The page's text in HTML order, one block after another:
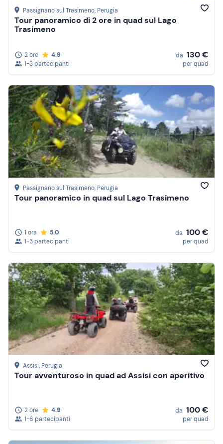
Passignano sul Trasimeno, Perugia
Tour panoramico di 2 ore in quad sul Lago
Trasimeno
2 ore
4.9
1-3 partecipanti
da 130 €
per quad
Passignano sul Trasimeno, Perugia
Tour panoramico in quad sul Lago Trasimeno
1 ora
5.0
1-3 partecipanti
da 100 €
per quad
Assisi, Perugia
Tour avventuroso in quad ad Assisi con aperitivo
2 ore
4.9
1-6 partecipanti
da 100 €
per quad